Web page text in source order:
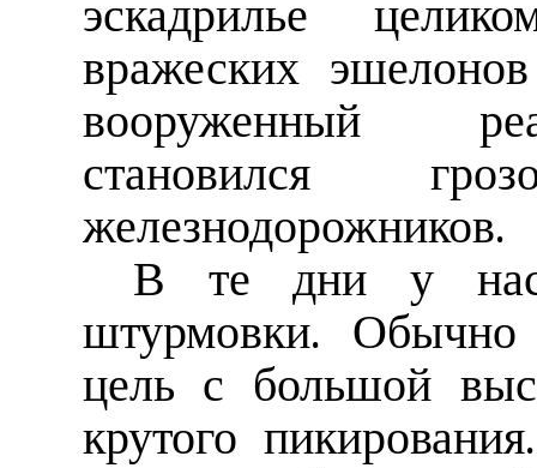
эскадрилье
вражеских
вооруженный
становился
железнодорожников.
В те дни у нас
штурмовки. Обычно
цель с большой
крутого